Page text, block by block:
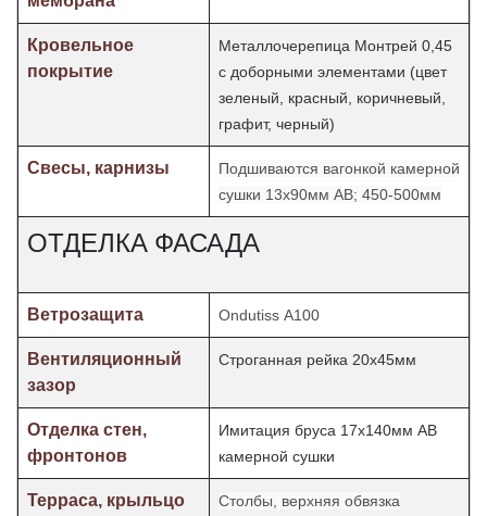
Кровельное
покрытие
Металлочерепица Монтрей 0,45
с доборными элементами (цвет
зеленый, красный, коричневый,
графит, черный)
Свесы, карнизы
Подшиваются вагонкой камерной
сушки 13х90мм АВ; 450-500мм
ОТДЕЛКА ФАСАДА
Ветрозащита Ondutiss А100
Вентиляционный
зазор
Строганная рейка 20х45мм
Отделка стен,
фронтонов
Имитация бруса 17х140мм АВ
камерной сушки
Терраса, крыльцо
Столбы, верхняя обвязка